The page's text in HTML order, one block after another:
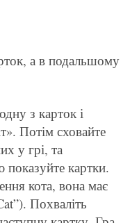
а в подальшому
з карток і
Потім сховайте
у грі, та
картки.
кота, вона має
Похваліть